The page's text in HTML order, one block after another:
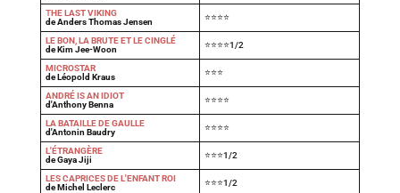
THE LAST VIKING
de Anders Thomas Jensen
⭐⭐⭐⭐
LE BON, LA BRUTE ET LE CINGLÉ
de Kim Jee-Woon
⭐⭐⭐⭐1/2
MICROSTAR
de Léopold Kraus
⭐⭐⭐
ANDRÉ IS AN IDIOT
d'Anthony Benna
⭐⭐⭐⭐
LA BATAILLE DE GAULLE
d'Antonin Baudry
⭐⭐⭐⭐
L'ÉTRANGÈRE
de Gaya Jiji
⭐⭐⭐1/2
LES CAPRICES DE L'ENFANT ROI
de Michel Leclerc
⭐⭐⭐1/2